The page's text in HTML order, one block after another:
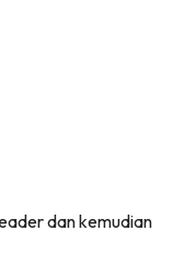
dan kemudian